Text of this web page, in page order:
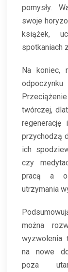
pomysły.
swoje
książek,
spotkaniach
Na koniec,
twórczej,
regenerację
przychodzą
ich
czy
pracą a
utrzymania
można
wyzwolenia
na nowe
poza